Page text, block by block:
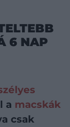
6 NAP
a macskák
csak